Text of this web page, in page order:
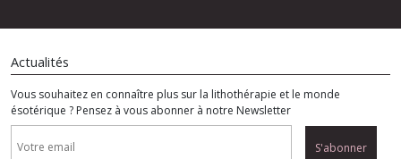
Actualités
Vous souhaitez en connaître plus sur la lithothérapie et le monde
ésotérique ? Pensez à vous abonner à notre Newsletter
S'abonner